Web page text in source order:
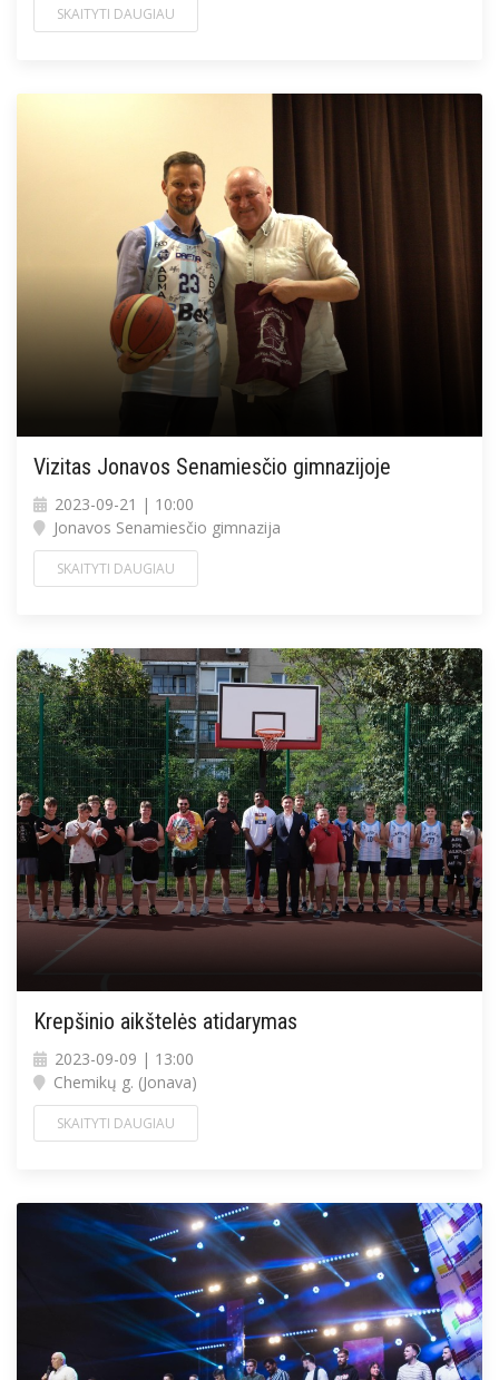
SKAITYTI DAUGIAU
Vizitas Jonavos Senamiesčio gimnazijoje
2023-09-21 | 10:00
Jonavos Senamiesčio gimnazija
SKAITYTI DAUGIAU
Krepšinio aikštelės atidarymas
2023-09-09 | 13:00
Chemikų g. (Jonava)
SKAITYTI DAUGIAU